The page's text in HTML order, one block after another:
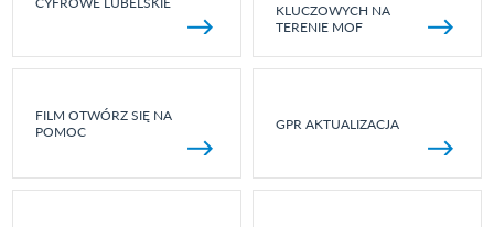
KLUCZOWYCH NA
TERENIE MOF
FILM OTWÓRZ SIĘ NA
POMOC
GPR AKTUALIZACJA